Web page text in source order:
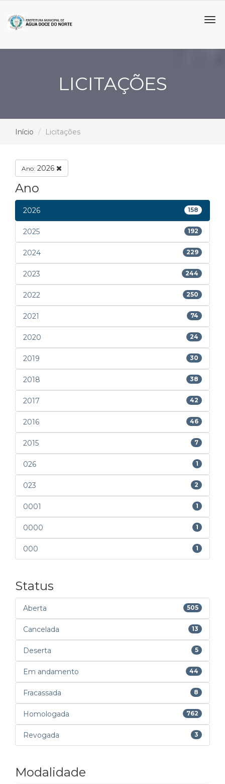
LICITAÇÕES
Início Licitações
Ano: 2026
Ano
2026 158
2025 192
2024 229
2023 244
2022 250
2021 74
2020 24
2019 30
2018 38
2017 42
2016 46
2015 7
026 1
023 2
0001 1
0000 1
000 1
Status
Aberta 505
Cancelada 13
Deserta 5
Em andamento 44
Fracassada 8
Homologada 762
Revogada 3
Modalidade